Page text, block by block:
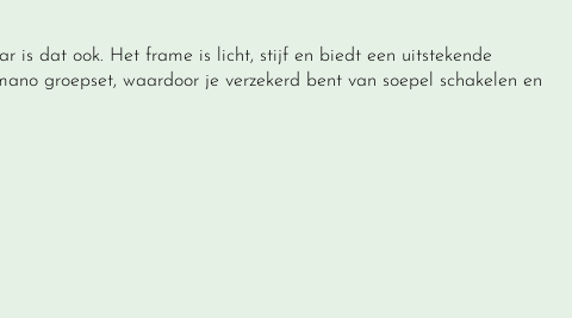
is dat ook. Het frame is licht, stijf en biedt een uitstekende
groepset, waardoor je verzekerd bent van soepel schakelen en